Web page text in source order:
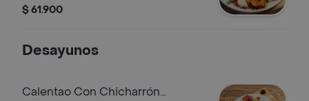
(Chorizo tradicional, ternera,
$ 61.900
Desayunos
Calentao Con Chicharrón